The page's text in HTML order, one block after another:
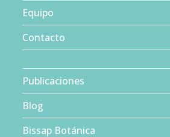
Equipo
Contacto
Publicaciones
Blog
Bissap Botánica